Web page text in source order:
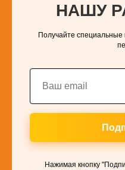
НАШУ
Получайте специальные
Нажимая кнопку